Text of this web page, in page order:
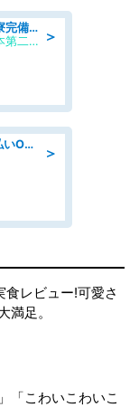
＞
自動車製品の機械加工・部品運搬/寮完備/日払い/工場・製造
UTエージェント株式会社AGT西日本第二CU
＞
マシンオペレーター/未経験OK/日払いOK/寮完備/交替制/20・30・40代活躍中
レビュー!可愛さ
満足。
「こわいこわいこ